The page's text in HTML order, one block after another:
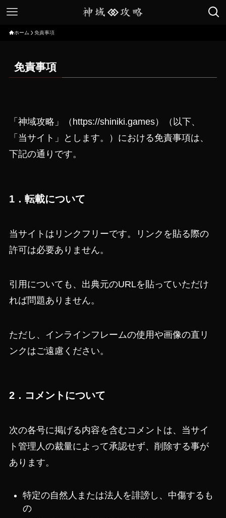
ホーム 免責事項
免責事項
「神域攻略」（https://shiniki.games）（以下、
「当サイト」とします。）における免責事項は、
下記の通りです。
1．転載について
当サイトはリンクフリーです。リンクを貼る際の
許可は必要ありません。
引用についても、出典元のURLを貼っていただけ
れば問題ありません。
ただし、インラインフレームの使用や画像の直リ
ンクはご遠慮ください。
2．コメントについて
次の各号に掲げる内容を含むコメントは、当サイ
ト管理人の裁量によって承認せず、削除する事が
あります。
特定の自然人または法人を誹謗し、中傷するも
の